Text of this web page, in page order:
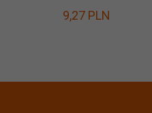
9,27 PLN